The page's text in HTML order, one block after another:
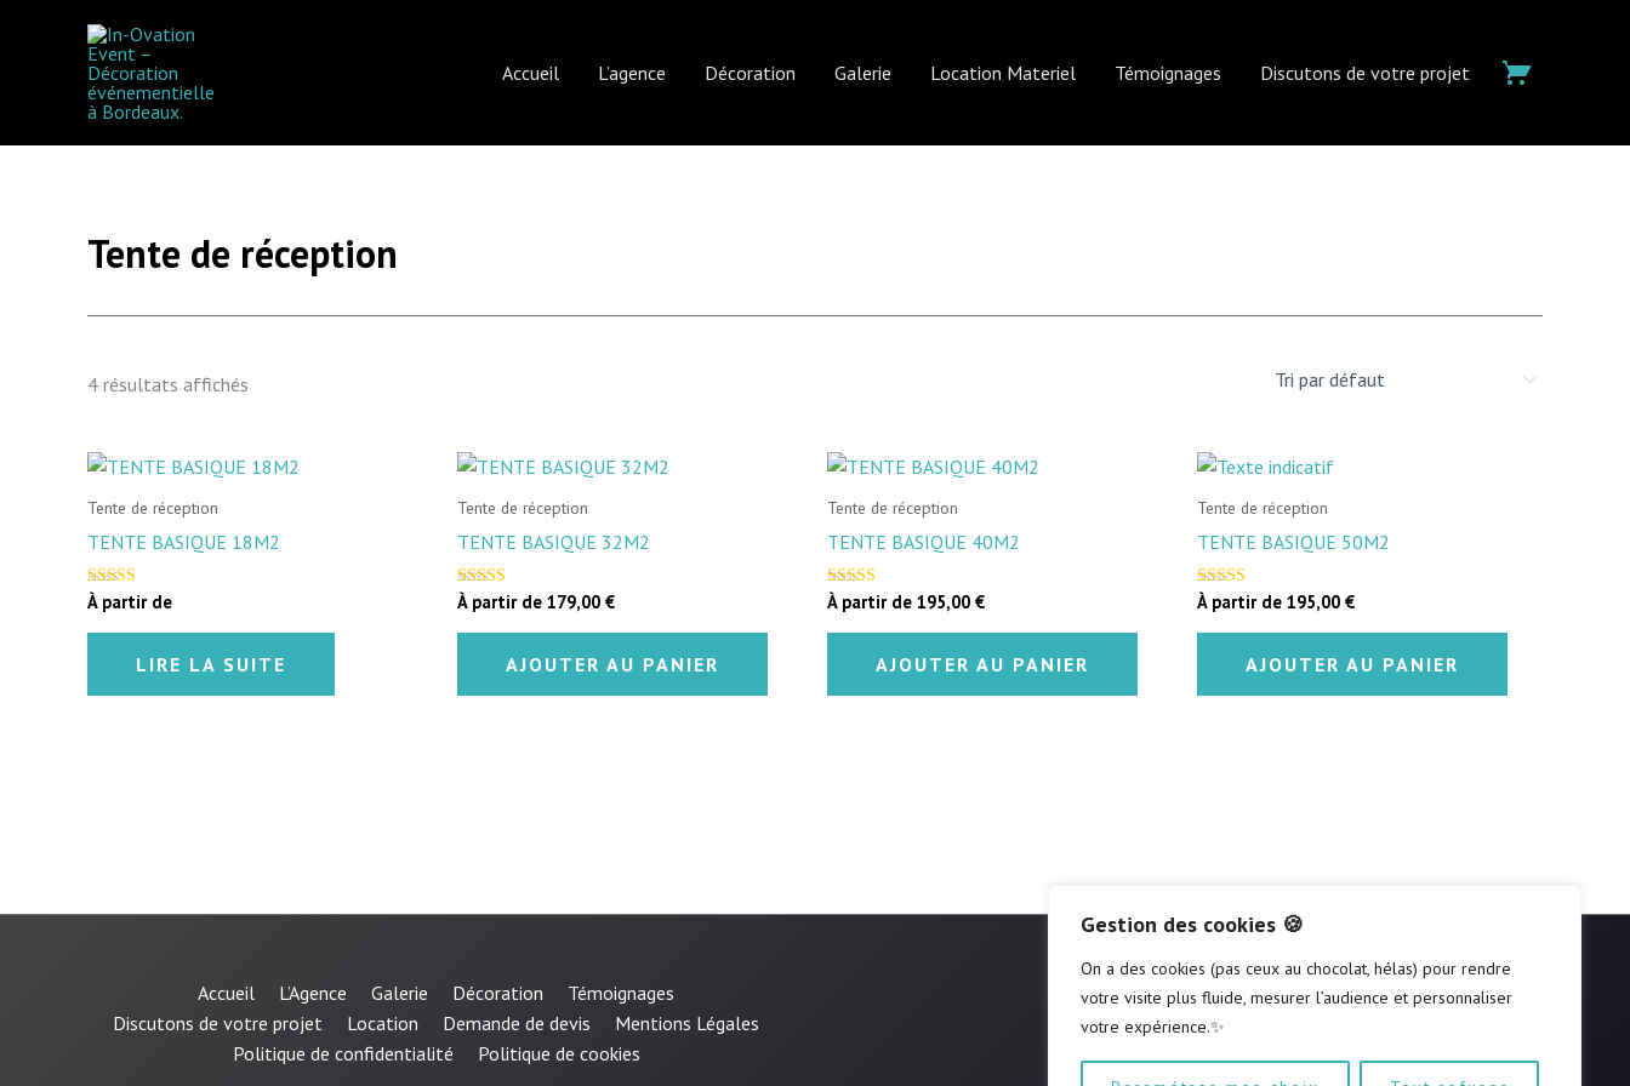
Gestion des cookies 🍪
On a des cookies (pas ceux au chocolat, hélas) pour rendre
votre visite plus fluide, mesurer l’audience et personnaliser
votre expérience.✨
Accueil L’agence Décoration Galerie Location Materiel Témoignages Discutons de votre projet
Tente de réception
4 résultats affichés
Tente de réception
TENTE BASIQUE 18M2
Note
5.00
sur 5
À partir de
LIRE LA SUITE
Tente de réception
TENTE BASIQUE 32M2
Note
4.33
sur 5
À partir de 179,00 €
AJOUTER AU PANIER
Tente de réception
TENTE BASIQUE 40M2
Note
4.33
sur 5
À partir de 195,00 €
AJOUTER AU PANIER
Tente de réception
TENTE BASIQUE 50M2
Note
5.00
sur 5
À partir de 195,00 €
AJOUTER AU PANIER
Accueil L’Agence Galerie Décoration
Témoignages
Discutons de votre projet
Location Demande de devis
Mentions Légales
Politique de confidentialité
Politique de cookies
SUIVEZ-NOUS